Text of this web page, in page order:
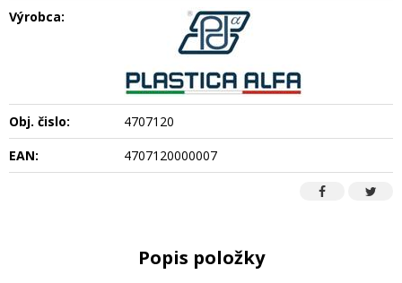
Výrobca:
Obj. čislo:
4707120
EAN:
4707120000007
Popis položky